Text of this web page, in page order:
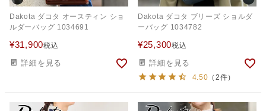
Dakota ダコタ オースティン ショ
ルダーバッグ 1034691
¥31,900税込
詳細を見る
Dakota ダコタ ブリーズ ショルダ
ーバッグ 1034782
¥25,300税込
詳細を見る
4.50 （2件）